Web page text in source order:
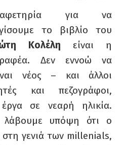
για να
το βιβλίο του
Κολέλη είναι η
Δεν εννοώ να
νέος – και άλλοι
και πεζογράφοι,
σε νεαρή ηλικία.
λάβουμε υπόψη ότι ο
γενιά των millenials,